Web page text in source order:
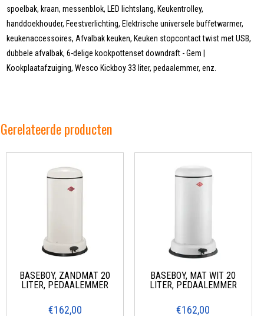
spoelbak, kraan, messenblok, LED lichtslang, Keukentrolley,
handdoekhouder, Feestverlichting, Elektrische universele buffetwarmer,
keukenaccessoires, Afvalbak keuken, Keuken stopcontact twist met USB,
dubbele afvalbak, 6-delige kookpottenset downdraft - Gem |
Kookplaatafzuiging, Wesco Kickboy 33 liter, pedaalemmer, enz.
Gerelateerde producten
BASEBOY, ZANDMAT 20
LITER, PEDAALEMMER
€162,00
BASEBOY, MAT WIT 20
LITER, PEDAALEMMER
€162,00